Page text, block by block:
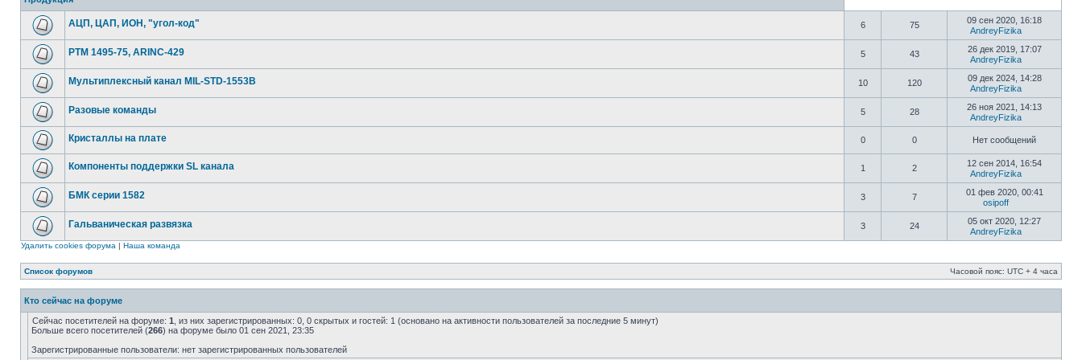
АЦП, ЦАП, ИОН, "угол-код" 6 75
09 сен 2020, 16:18
AndreyFizika
РТМ 1495-75, ARINC-429 5 43
26 дек 2019, 17:07
AndreyFizika
Мультиплексный канал MIL-STD-1553B 10 120
09 дек 2024, 14:28
AndreyFizika
Разовые команды 5 28
26 ноя 2021, 14:13
AndreyFizika
Кристаллы на плате 0 0 Нет сообщений
Компоненты поддержки SL канала 1 2
12 сен 2014, 16:54
AndreyFizika
БМК серии 1582 3 7
01 фев 2020, 00:41
osipoff
Гальваническая развязка 3 24
05 окт 2020, 12:27
AndreyFizika
Удалить cookies форума | Наша команда
Список форумов Часовой пояс: UTC + 4 часа
Кто сейчас на форуме
Сейчас посетителей на форуме: 1 , из них зарегистрированных: 0, 0 скрытых и гостей: 1 (основано на активности пользователей за последние 5 минут)
Больше всего посетителей (266) на форуме было 01 сен 2021, 23:35
Зарегистрированные пользователи: нет зарегистрированных пользователей